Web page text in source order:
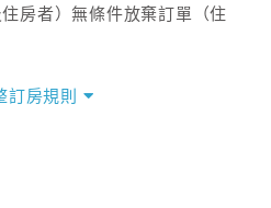
房者）無條件放棄訂單（住
訂房規則